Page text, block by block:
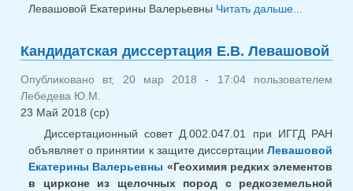
Левашовой Екатерины Валерьевны Читать дальше...
Е.В.
Кандидатская диссертация Е.В. Левашовой
Опубликовано вт, 20 мар 2018 - 17:04 пользователем
Лебедева Ю.М.
23 Май 2018 (ср)
Диссертационный совет Д.002.047.01 при ИГГД РАН
объявляет о принятии к защите диссертации Левашовой
Екатерины Валерьевны «Геохимия редких элементов
в цирконе из щелочных пород с редкоземельной